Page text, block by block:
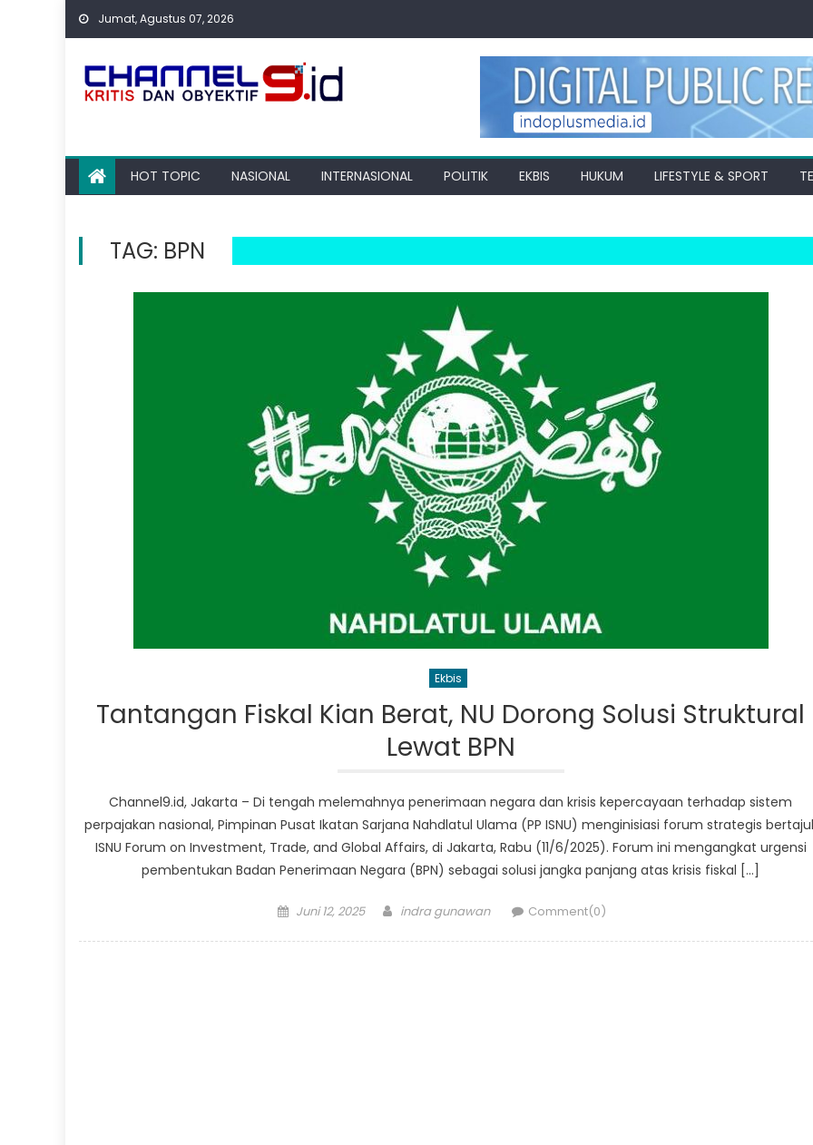
Skip
Jumat, Agustus 07, 2026
HOT TOPIC NASIONAL INTERNASIONAL POLITIK EKBIS HUKUM LIFESTYLE & SPORT
TAG: BPN
Ekbis
Tantangan Fiskal Kian Berat, NU Dorong Solusi Struktural
Lewat BPN
Channel9.id, Jakarta – Di tengah melemahnya penerimaan negara dan krisis kepercayaan terhadap sistem
perpajakan nasional, Pimpinan Pusat Ikatan Sarjana Nahdlatul Ulama (PP ISNU) menginisiasi forum strategis
ISNU Forum on Investment, Trade, and Global Affairs, di Jakarta, Rabu (11/6/2025). Forum ini mengangkat urgensi
pembentukan Badan Penerimaan Negara (BPN) sebagai solusi jangka panjang atas krisis fiskal […]
Posted
Juni 12, 2025 Author
indra gunawan Comment(0)